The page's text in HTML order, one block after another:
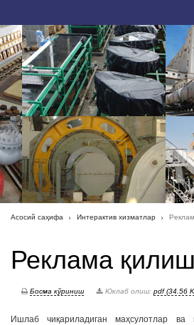
Асосий саҳифа Интерактив хизматлар
Реклама қилиш
Босма кўриниш Юклаб олиш: pdf (34.56
Ишлаб чиқариладиган маҳсулотлар ва